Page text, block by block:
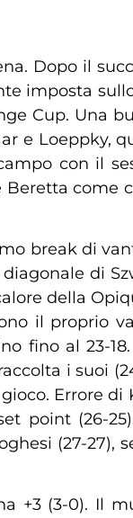
Dopo il
imposta
Cup. Una
e Loeppky,
con il
come
break di
di
della
il proprio
fino al 23-
i suoi
Errore di
point (26-25).
(27-27),
+3 (3-0). Il